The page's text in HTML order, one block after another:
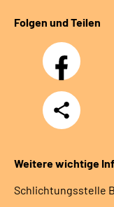
Folgen und Teilen
Facebook
Teilen
Weitere wichtige
Schlich­tungs­stel­le